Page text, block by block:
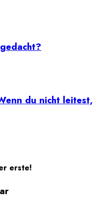
du nicht leitest,
erste!